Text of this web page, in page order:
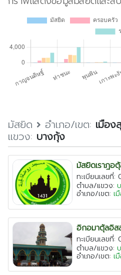
ขอนแก่น
จันทบุรี
ชุมพร
ตรัง
นครนายก
นครศรีธรรมราช
ประจวบคีรีขันธ์
ปัตตานี
พังงา
พัทลุง
ภูเก็ต
ยะลา
ระนอง
สระบุรี
สุราษฎร์ธานี
มัสยิด อำเภอ/เขต: เมือง
แขวง: บางกุ้ง
มัสยิดเราฎอ
ทะเบียนเลขที่:
ตำบล/แขวง:
อำเภอ/เขต: เ
อิกอมาตุ้ลอิส
ทะเบียนเลขที่:
ตำบล/แขวง:
อำเภอ/เขต: เ